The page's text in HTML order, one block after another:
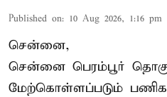
Published on: 10 Aug 2026, 1:16 pm
சென்னை,
சென்னை பெரம்பூர்
மேற்கொள்ளப்படும் பணிகள்